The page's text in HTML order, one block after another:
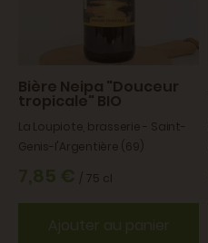
Bière Neipa "Douceur
tropicale" BIO
La Loupiote, brasserie - Saint-
Genis-l'Argentière (69)
7,85 € / 75 cl
Ajouter au panier